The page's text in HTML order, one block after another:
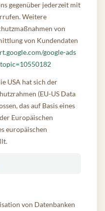
gegenüber jederzeit mit
Weitere
von
von Kundendaten
google-ads
USA hat sich der
(EU-US Data
das auf Basis eines
Europäischen
europäischen
von Datenbanken